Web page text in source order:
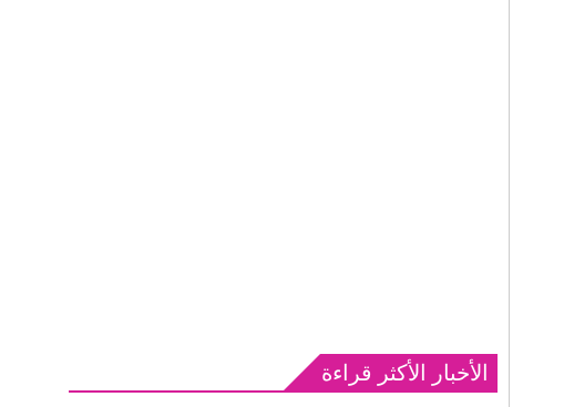
الأخبار الأكثر قراءة